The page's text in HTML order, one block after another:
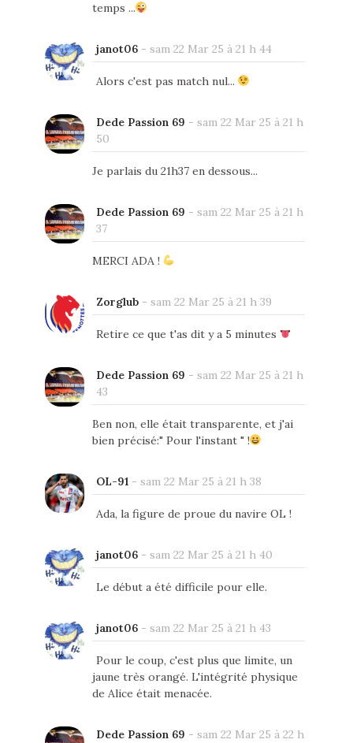
temps ...
janot06- sam 22 Mar 25 à 21 h 44
Alors c'est pas match nul...
Dede Passion 69 - sam 22 Mar 25 à 21 h
50
Je parlais du 21h37 en dessous...
Dede Passion 69 - sam 22 Mar 25 à 21 h
37
MERCI ADA !
Zorglub- sam 22 Mar 25 à 21 h 39
Retire ce que t'as dit y a 5 minutes
Dede Passion 69 - sam 22 Mar 25 à 21 h
43
Ben non, elle était transparente, et j'ai
bien précisé:" Pour l'instant " !
OL-91- sam 22 Mar 25 à 21 h 38
Ada, la figure de proue du navire OL !
janot06- sam 22 Mar 25 à 21 h 40
Le début a été difficile pour elle.
janot06- sam 22 Mar 25 à 21 h 43
Pour le coup, c'est plus que limite, un
jaune très orangé. L'intégrité physique
de Alice était menacée.
Dede Passion 69 - sam 22 Mar 25 à 22 h